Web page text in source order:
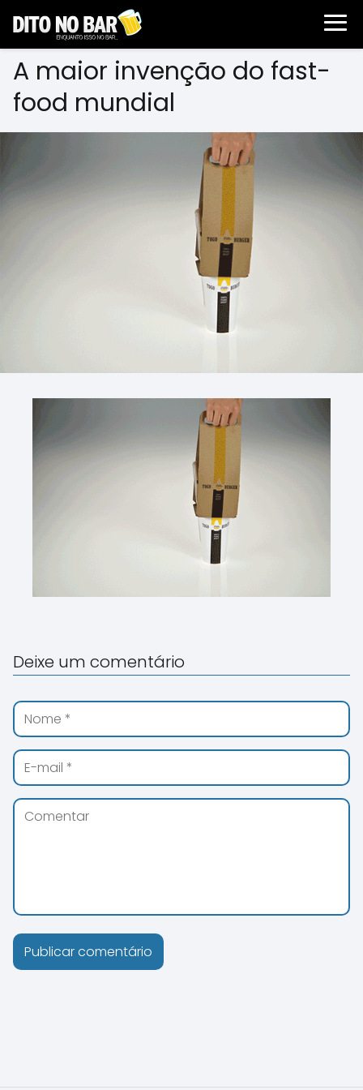
A maior invenção do fast-
food mundial
Deixe um comentário